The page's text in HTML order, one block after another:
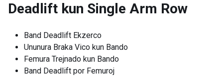
Deadlift kun Single Arm Row
Band Deadlift Ekzerco
Ununura Braka Vico kun Bando
Femura Trejnado kun Bando
Band Deadlift por Femuroj